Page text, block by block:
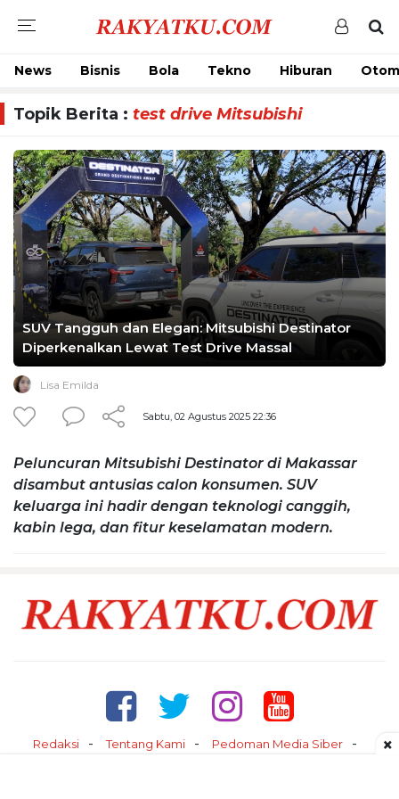
News Bisnis Bola Tekno Hiburan
Topik Berita : test drive Mitsubishi
SUV Tangguh dan Elegan: Mitsubishi Destinator
Diperkenalkan Lewat Test Drive Massal
Lisa Emilda
Sabtu, 02 Agustus 2025 22:36
Peluncuran Mitsubishi Destinator di Makassar
disambut antusias calon konsumen. SUV
keluarga ini hadir dengan teknologi canggih,
kabin lega, dan fitur keselamatan modern.
Redaksi Tentang Kami
Pedoman Media Siber
×